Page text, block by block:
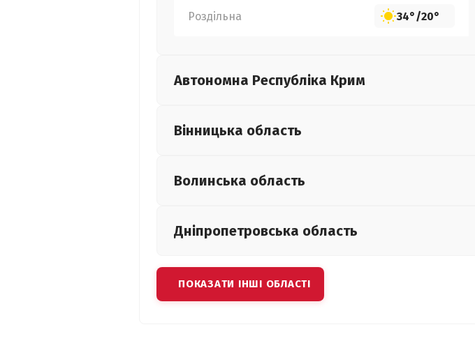
Роздільна 34°/20°
Автономна Республіка Крим
Вінницька область
Волинська область
Дніпропетровська область
ПОКАЗАТИ ІНШІ ОБЛАСТІ